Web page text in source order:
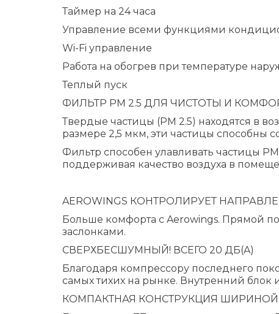
Таймер на 24 часа
Управление всеми функциями
Wi-Fi управление
Работа на обогрев при температуре
Теплый пуск
ФИЛЬТР РМ 2.5 ДЛЯ ЧИСТОТЫ И
Твердые частицы (PM 2.5) находятся в
размере 2,5 мкм, эти частицы способны
Фильтр способен улавливать частицы
поддерживая качество воздуха в
AEROWINGS КОНТРОЛИРУЕТ
Больше комфорта с Aerowings. Прямой
заслонками.
СВЕРХБЕСШУМНЫЙ! ВСЕГО 20 ДБ(A)
Благодаря компрессору последнего
самых тихих на рынке. Внутренний блок
КОМПАКТНАЯ КОНСТРУКЦИЯ ШИРИНОЙ